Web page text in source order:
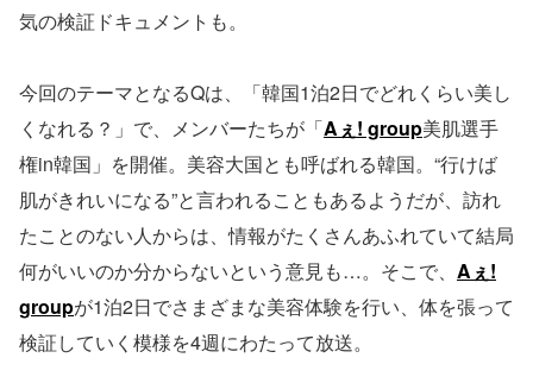
気の検証ドキュメントも。
今回のテーマとなるQは、「韓国1泊2日でどれくらい美し
くなれる？」で、メンバーたちが「Aぇ! group美肌選手
権in韓国」を開催。美容大国とも呼ばれる韓国。“行けば
肌がきれいになる”と言われることもあるようだが、訪れ
たことのない人からは、情報がたくさんあふれていて結局
何がいいのか分からないという意見も…。そこで、 Aぇ!
groupが1泊2日でさまざまな美容体験を行い、体を張って
検証していく模様を4週にわたって放送。